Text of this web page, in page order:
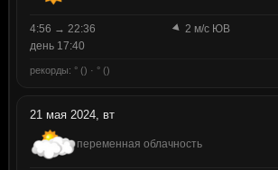
4:56 → 22:36
2 м/с ЮВ
день 17:40
рекорды: ° () · ° ()
21 мая 2024, вт
переменная облачность